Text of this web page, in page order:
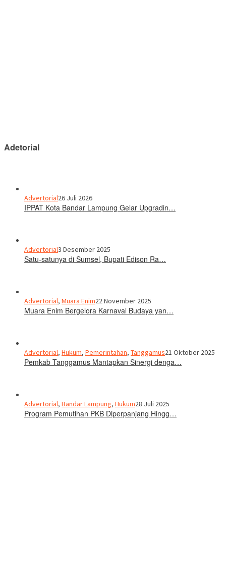
Adetorial
Advertorial26 Juli 2026
IPPAT Kota Bandar Lampung Gelar Upgradin…
Advertorial3 Desember 2025
Satu-satunya di Sumsel, Bupati Edison Ra…
Advertorial, Muara Enim22 November 2025
Muara Enim Bergelora Karnaval Budaya yan…
Advertorial, Hukum, Pemerintahan, Tanggamus21 Oktober 2025
Pemkab Tanggamus Mantapkan Sinergi denga…
Advertorial, Bandar Lampung, Hukum28 Juli 2025
Program Pemutihan PKB Diperpanjang Hingg…